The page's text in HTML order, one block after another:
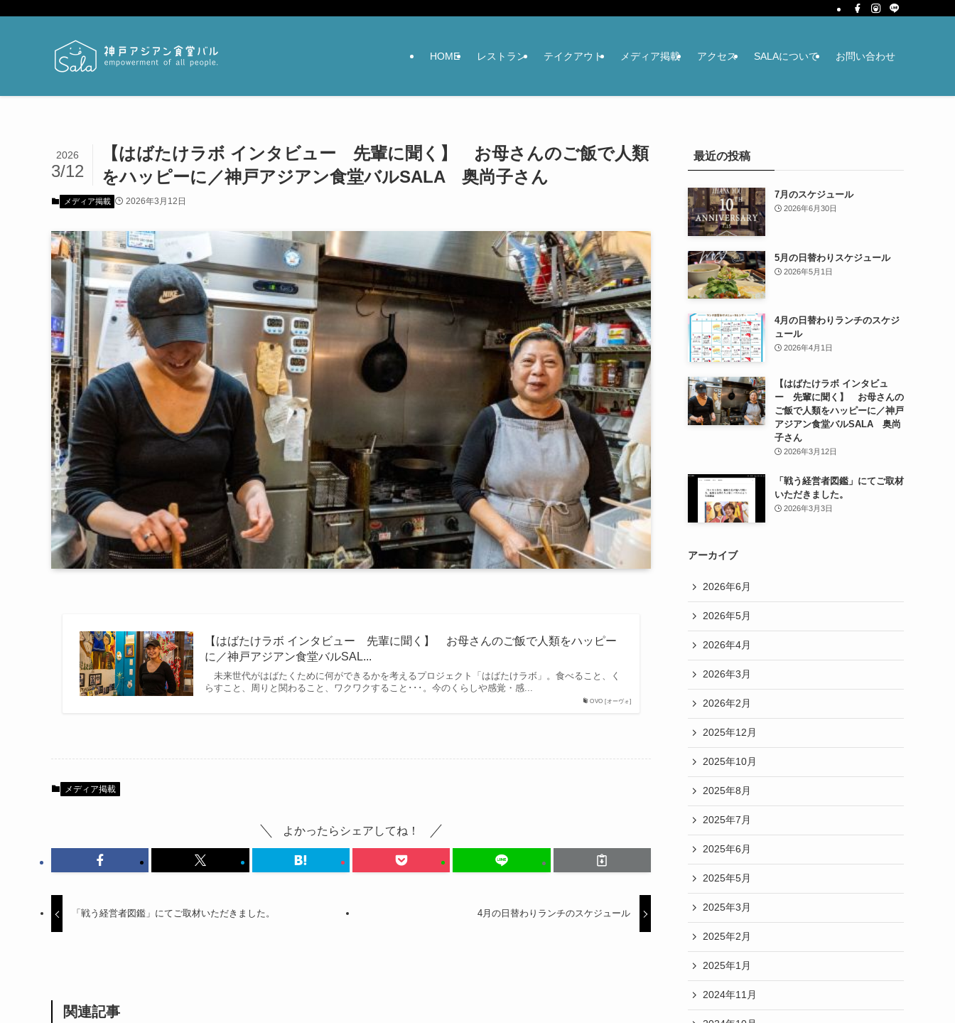
HOME レストラン テイクアウト メディア掲載 アクセス SALAについて お問い合わせ
【はばたけラボ インタビュー 先輩に聞く】 お母さんのご飯で人類
をハッピーに／神戸アジアン食堂バルSALA 奥尚子さん
2026
3/12
メディア掲載 2026年3月12日
OVO [オーヴォ]
【はばたけラボ インタビュー 先輩に聞く】 お母さんのご飯で人類をハッピー
に／神戸アジアン食堂バルSAL...
未来世代がはばたくために何ができるかを考えるプロジェクト「はばたけラボ」。食べること、く
らすこと、周りと関わること、ワクワクすること･･･。今のくらしや感覚・感...
メディア掲載
よかったらシェアしてね！
「戦う経営者図鑑」にてご取材いただきました。 4月の日替わりランチのスケジュール
関連記事
最近の投稿
7月のスケジュール
2026年6月30日
5月の日替わりスケジュール
2026年5月1日
4月の日替わりランチのスケジ
ュール
2026年4月1日
【はばたけラボ インタビュ
ー 先輩に聞く】 お母さんの
ご飯で人類をハッピーに／神戸
アジアン食堂バルSALA 奥尚
子さん
2026年3月12日
「戦う経営者図鑑」にてご取材
いただきました。
2026年3月3日
アーカイブ
2026年6月
2026年5月
2026年4月
2026年3月
2026年2月
2025年12月
2025年10月
2025年8月
2025年7月
2025年6月
2025年5月
2025年3月
2025年2月
2025年1月
2024年11月